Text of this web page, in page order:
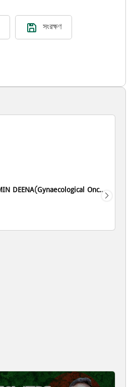
সংরক্ষণ
DR. DILRUBA YEASMIN DEENA(Gynaecological Oncology)